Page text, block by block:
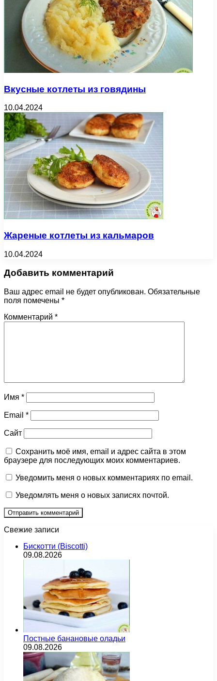
Вкусные котлеты из говядины
10.04.2024
Жареные котлеты из кальмаров
10.04.2024
Добавить комментарий
Ваш адрес email не будет опубликован. Обязательные
поля помечены *
Комментарий *
Имя *
Email *
Сайт
Сохранить моё имя, email и адрес сайта в этом
браузере для последующих моих комментариев.
Уведомить меня о новых комментариях по email.
Уведомлять меня о новых записях почтой.
Свежие записи
Бискотти (Biscotti)
09.08.2026
Постные банановые оладьи
09.08.2026